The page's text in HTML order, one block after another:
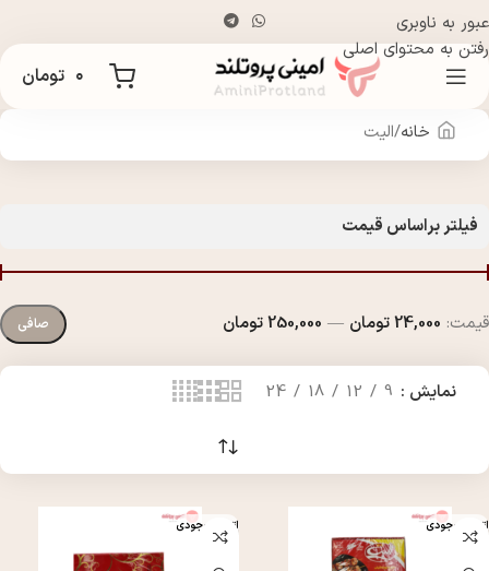
عبور به ناوبری
رفتن به محتوای اصلی
۰ تومان
خانه الیت
فیلتر براساس قیمت
صافی قيمت: 24,000 تومان — 250,000 تومان
نمایش 9
12
18
24
اتمام موجودی اتمام موجودی